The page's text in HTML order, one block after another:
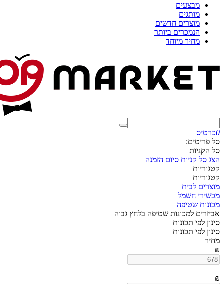
מבצעים
מותגים
מוצרים חדשים
הנמכרים ביותר
מחיר מיוחד
0כרטיס
סל פריטים:
סל הקניות
הצג סל קניות סיום הזמנה
קטגוריות
קטגוריות
מוצרים לבית
מכשירי חשמל
מכונות שטיפה
אביזרים למכונות שטיפה בלחץ גבוה
סינון לפי תכונות
סינון לפי תכונות
מחיר
₪
–
₪